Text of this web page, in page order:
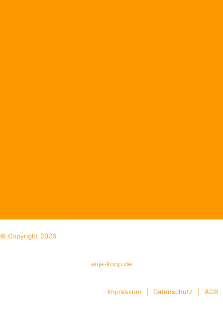
© Copyright 2026
anja-koop.de
Impressum Datenschutz AGB